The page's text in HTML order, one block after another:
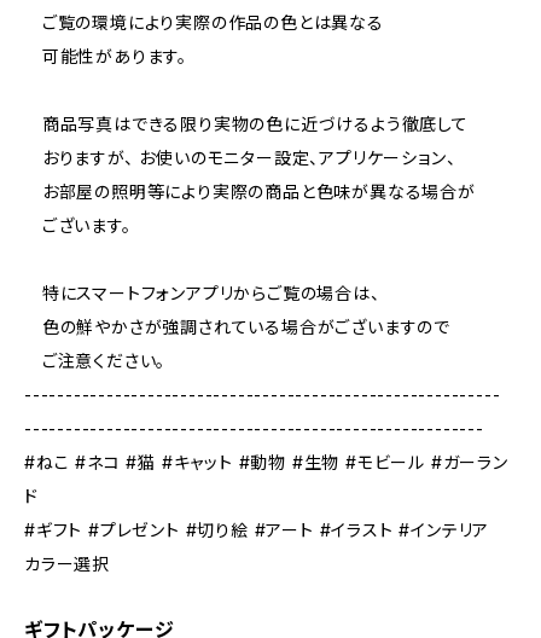
ご覧の環境により実際の作品の色とは異なる
可能性があります。
商品写真はできる限り実物の色に近づけるよう徹底して
おりますが、 お使いのモニター設定、アプリケーション、
お部屋の照明等により実際の商品と色味が異なる場合が
ございます。
特にスマートフォンアプリからご覧の場合は、
色の鮮やかさが強調されている場合がございますので
ご注意ください。
----------------------------------------------------------
--------------------------------------------------------
#ねこ #ネコ #猫 #キャット #動物 #生物 #モビール #ガーラン
ド
#ギフト #プレゼント #切り絵 #アート #イラスト #インテリア
カラー選択
ギフトパッケージ